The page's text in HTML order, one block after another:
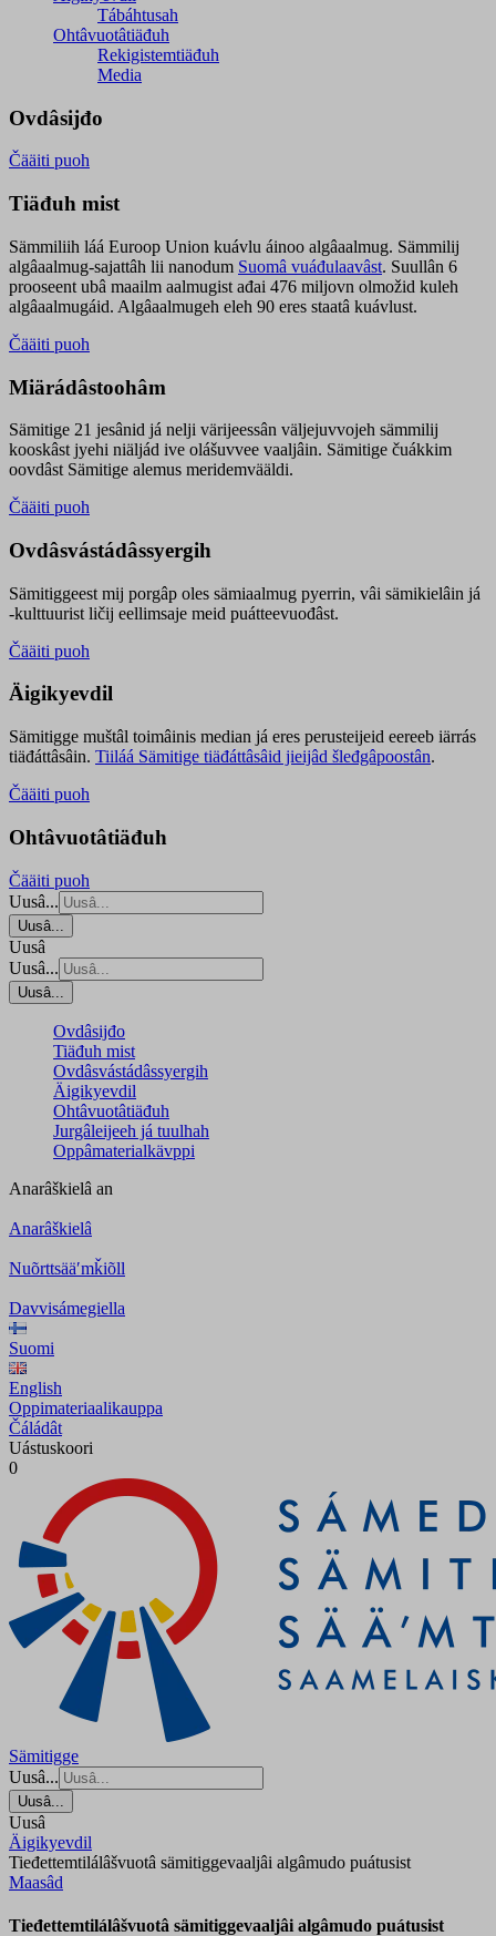
Tábáhtusah
Ohtâvuotâtiäđuh
Rekigistemtiäđuh
Media
Ovdâsijđo
Čääiti puoh
Tiäđuh mist
Sämmiliih láá Euroop Union kuávlu áinoo algâaalmug. Sämmilij
algâaalmug-sajattâh lii nanodum Suomâ vuáđulaavâst. Suullân 6
prooseent ubâ maailm aalmugist ađai 476 miljovn olmožid kuleh
algâaalmugáid. Algâaalmugeh eleh 90 eres staatâ kuávlust.
Čääiti puoh
Miärádâstoohâm
Sämitige 21 jesânid já nelji värijeessân väljejuvvojeh sämmilij
kooskâst jyehi niäljád ive olášuvvee vaaljâin. Sämitige čuákkim
oovdâst Sämitige alemus meridemvääldi.
Čääiti puoh
Ovdâsvástádâssyergih
Sämitiggeest mij porgâp oles sämiaalmug pyerrin, vâi sämikielâin já
-kulttuurist ličij eellimsaje meid puátteevuođâst.
Čääiti puoh
Äigikyevdil
Sämitigge muštâl toimâinis median já eres perusteijeid eereeb iärrás
tiäđáttâsâin. Tiiláá Sämitige tiäđáttâsâid jieijâd šleđgâpoostân.
Čääiti puoh
Ohtâvuotâtiäđuh
Čääiti puoh
Uusâ...
Uusâ...
Uusâ
Uusâ...
Uusâ...
Ovdâsijđo
Tiäđuh mist
Ovdâsvástádâssyergih
Äigikyevdil
Ohtâvuotâtiäđuh
Jurgâleijeeh já tuulhah
Oppâmaterialkävppi
Anarâškielâ an
Anarâškielâ
Nuõrttsääʹmǩiõll
Davvisámegiella
Suomi
English
Oppimateriaalikauppa
Čáládât
Uástuskoori
0
Sämitigge
Uusâ...
Uusâ...
Uusâ
Äigikyevdil
Tieđettemtilálâšvuotâ sämitiggevaaljâi algâmudo puátusist
Maasâd
Tieđettemtilálâšvuotâ sämitiggevaaljâi algâmudo puátusist